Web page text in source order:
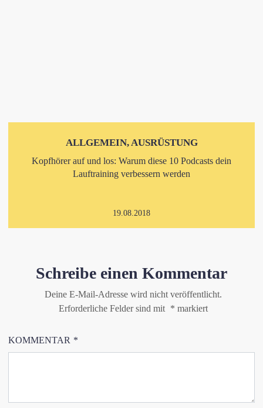
ALLGEMEIN, AUSRÜSTUNG
Kopfhörer auf und los: Warum diese 10 Podcasts dein
Lauftraining verbessern werden
19.08.2018
Schreibe einen Kommentar
Deine E-Mail-Adresse wird nicht veröffentlicht.
Erforderliche Felder sind mit * markiert
KOMMENTAR *